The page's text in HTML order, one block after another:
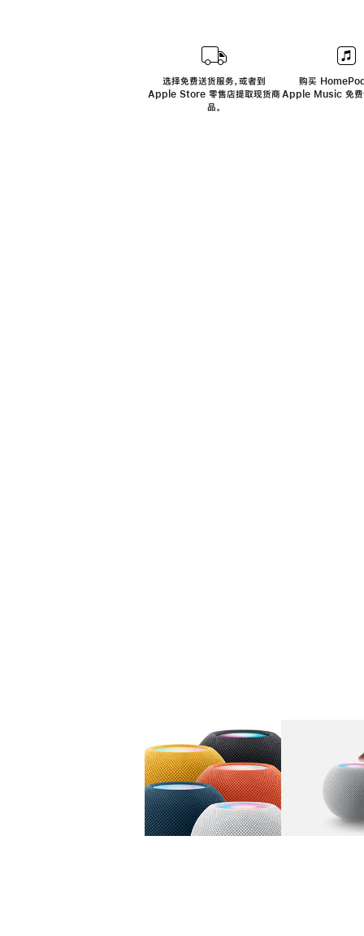
选择免费送货服务，或者到
Apple Store 零售店提取现货商
品。
购买
Apple Music 免费
图库 图像 1